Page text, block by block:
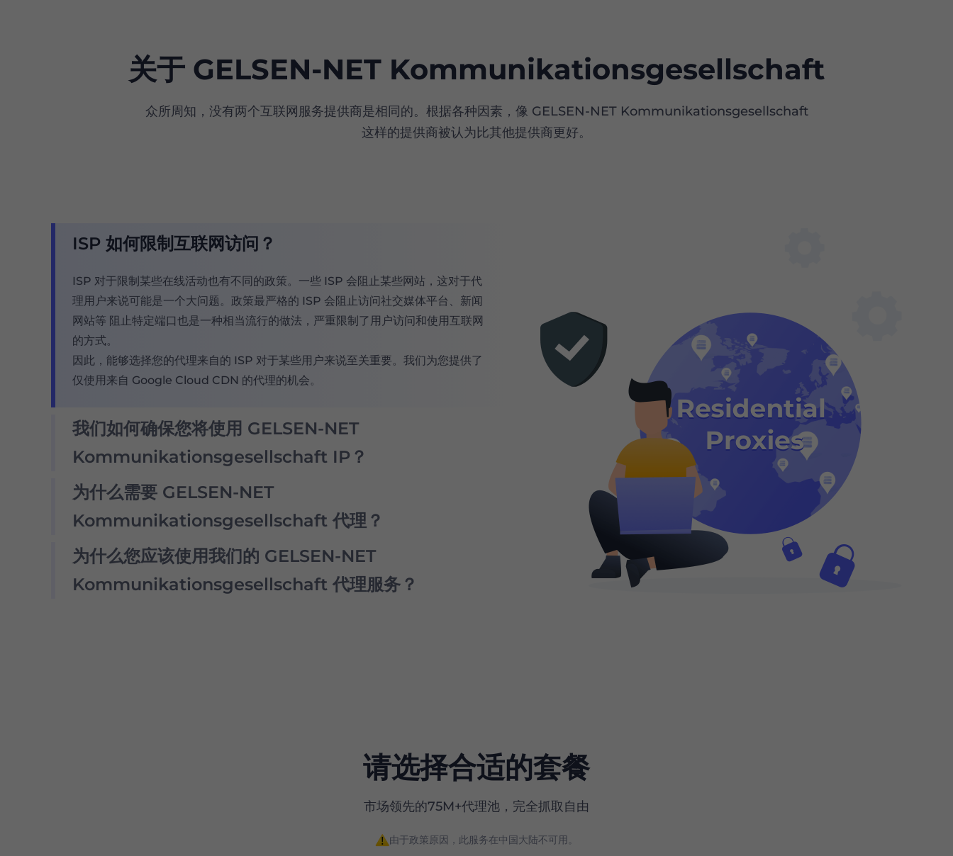
关于 GELSEN-NET Kommunikationsgesellschaft
众所周知，没有两个互联网服务提供商是相同的。根据各种因素，像 GELSEN-NET Kommunikationsgesellschaft
这样的提供商被认为比其他提供商更好。
ISP 如何限制互联网访问？
ISP 对于限制某些在线活动也有不同的政策。一些 ISP 会阻止某些网站，这对于代
理用户来说可能是一个大问题。政策最严格的 ISP 会阻止访问社交媒体平台、新闻
网站等 阻止特定端口也是一种相当流行的做法，严重限制了用户访问和使用互联网
的方式。
因此，能够选择您的代理来自的 ISP 对于某些用户来说至关重要。我们为您提供了
仅使用来自 Google Cloud CDN 的代理的机会。
我们如何确保您将使用 GELSEN-NET
Kommunikationsgesellschaft IP？
我们的住宅代理池提供无数 GELSEN-NET Kommunikationsgesellschaft 代
理，因此我们的客户不必担心停机和 IP 阻塞。您可以从与该提供商合作的位置使
用 GELSEN-NET Kommunikationsgesellschaft 代理服务器访问所需的数据 .
我们提供 ISP 过滤，因此只需单击一个按钮即可从我们的池中仅获取 GELSEN-
NET Kommunikationsgesellschaft 代理服务器。但是，为了防止任何滥用并
保持我们网络的完整性，默认情况下不会为新用户启用此选项 .
为什么需要 GELSEN-NET
Kommunikationsgesellschaft 代理？
我们的住宅代理池提供无数 GELSEN-NET Kommunikationsgesellschaft 代
理，因此我们的客户不必担心停机和 IP 阻塞。您可以从与该提供商合作的位置使
用 GELSEN-NET Kommunikationsgesellschaft 代理服务器访问所需的数据 .
为什么您应该使用我们的 GELSEN-NET
Kommunikationsgesellschaft 代理服务？
请选择合适的套餐
市场领先的75M+代理池，完全抓取自由
由于政策原因，此服务在中国大陆不可用。